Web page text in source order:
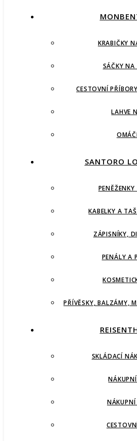
KRABIČKY
SÁČKY NA
CESTOVNÍ
LAHVE
SANTORO
KABELKY A
ZÁPISNÍKY,
PENÁLY A
PŘÍVĚSKY, BALZÁMY,
SKLÁDACÍ
NÁKUPNÍ